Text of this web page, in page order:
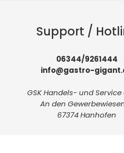
Support /
06344/9261444
info@gastro-
GSK Handels- und Service
An den
67374 Hanhofen